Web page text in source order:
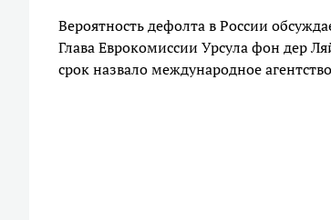
Вероятность дефолта в России
Глава Еврокомиссии Урсула фон дер
срок назвало международное